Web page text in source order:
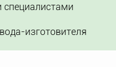
изготовителя